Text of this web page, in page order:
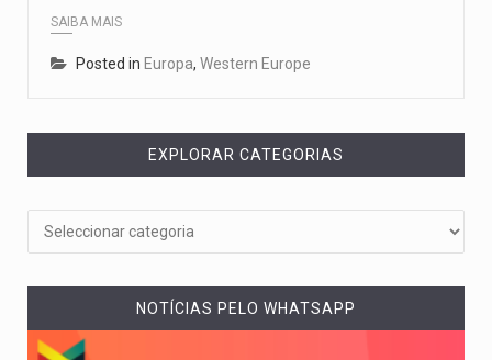
SAIBA MAIS
Posted in Europa, Western Europe
EXPLORAR CATEGORIAS
NOTÍCIAS PELO WHATSAPP